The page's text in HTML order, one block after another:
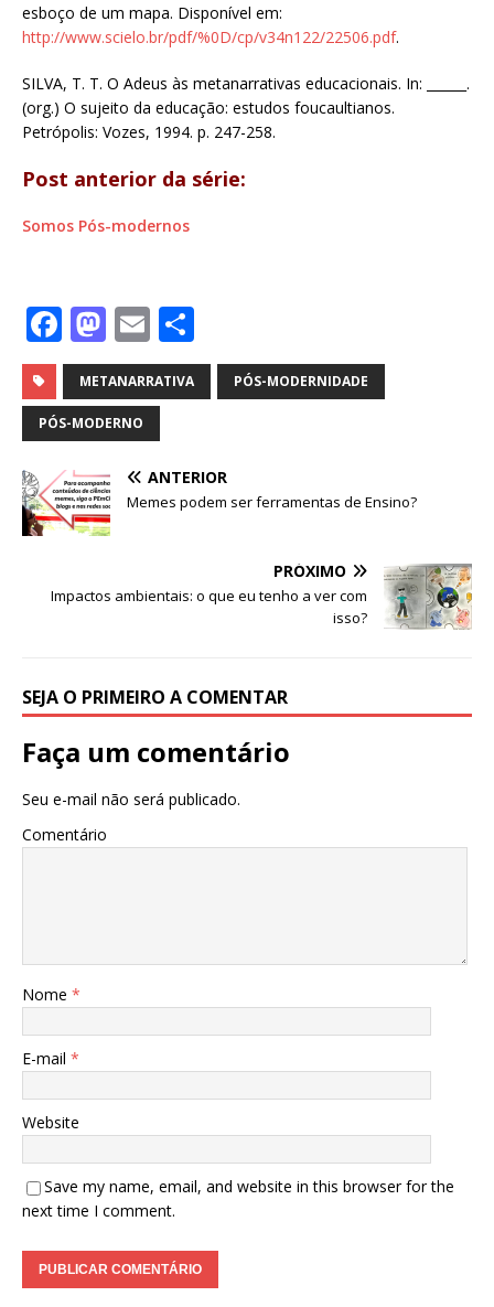
esboço de um mapa. Disponível em:
http://www.scielo.br/pdf/%0D/cp/v34n122/22506.pdf.
SILVA, T. T. O Adeus às metanarrativas educacionais. In: ______.
(org.) O sujeito da educação: estudos foucaultianos.
Petrópolis: Vozes, 1994. p. 247-258.
Post anterior da série:
Somos Pós-modernos
F
a
c
e
b
o
o
M
a
st
o
d
o
n
E
m
ai
l
h
ar
METANARRATIVA PÓS-MODERNIDADE
PÓS-MODERNO
ANTERIOR
Memes podem ser ferramentas de Ensino?
PRÓXIMO
Impactos ambientais: o que eu tenho a ver com
isso?
SEJA O PRIMEIRO A COMENTAR
Faça um comentário
Seu e-mail não será publicado.
Comentário
Nome *
E-mail *
Website
Save my name, email, and website in this browser for the
next time I comment.